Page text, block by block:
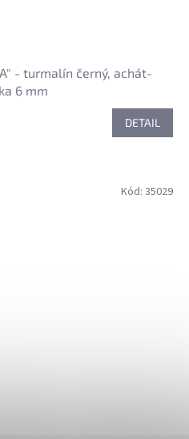
- turmalín černý, achát-
6 mm
DETAIL
Kód: 35029